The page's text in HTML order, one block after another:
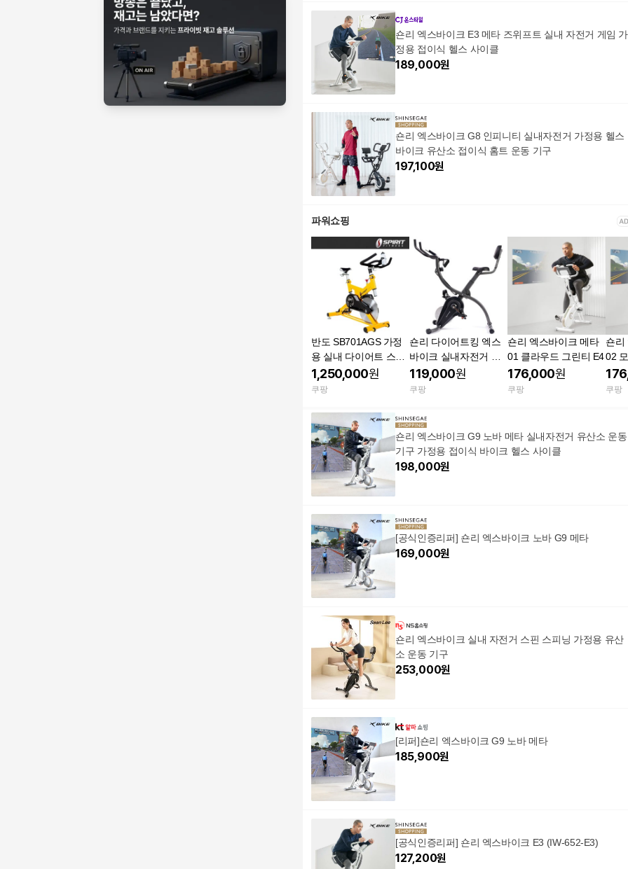
숀리 엑스바이크 E3 메타 즈위프트 실내 자전거 게임 가
정용 접이식 헬스 사이클
189,000원
숀리 엑스바이크 G8 인피니티 실내자전거 가정용 헬스
바이크 유산소 접이식 홈트 운동 기구
197,100원
파워쇼핑
반도 SB701AGS 가정
용 실내 다이어트 스피
닝 자전거 스핀바이크
1,250,000원
쿠팡
숀리 다이어트킹 엑스
바이크 실내자전거 접
이식 스피닝 블랙 스핀
엑스바이크
119,000원
쿠팡
숀리 엑스바이크 메타
01 클라우드 그린티 E4
176,000원
쿠팡
숀리
쿠팡
숀리 엑스바이크 G9 노바 메타 실내자전거 유산소 운동
기구 가정용 접이식 바이크 헬스 사이클
198,000원
[공식인증리퍼] 숀리 엑스바이크 노바 G9 메타
169,000원
숀리 엑스바이크 실내 자전거 스핀 스피닝 가정용 유산
소 운동 기구
253,000원
[리퍼]숀리 엑스바이크 G9 노바 메타
185,900원
[공식인증리퍼] 숀리 엑스바이크 E3 (IW-652-E3)
127,200원